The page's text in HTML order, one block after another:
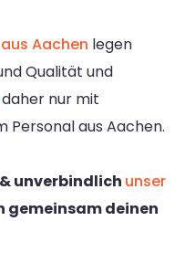
Aachen legen
Qualität und
daher nur mit
aus Aachen.
unverbindlich unser
gemeinsam deinen